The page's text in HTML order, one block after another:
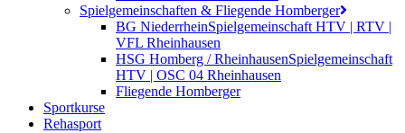
Spielgemeinschaften & Fliegende Homberger
BG NiederrheinSpielgemeinschaft HTV | RTV |
VFL Rheinhausen
HSG Homberg / RheinhausenSpielgemeinschaft
HTV | OSC 04 Rheinhausen
Fliegende Homberger
Sportkurse
Rehasport